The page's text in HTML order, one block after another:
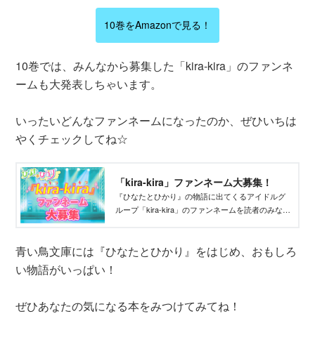
10巻をAmazonで見る！
10巻では、みんなから募集した「kira-kira」のファンネ
ームも大発表しちゃいます。
いったいどんなファンネームになったのか、ぜひいちは
やくチェックしてね☆
「kira-kira」ファンネーム大募集！
『ひなたとひかり』の物語に出てくるアイドルグ
ループ「kira-kira」のファンネームを読者のみなさ
青い鳥文庫には『ひなたとひかり』をはじめ、おもしろ
い物語がいっぱい！
ぜひあなたの気になる本をみつけてみてね！